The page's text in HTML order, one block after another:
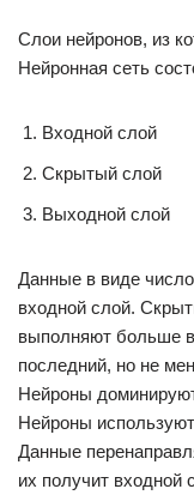
Слои нейронов, из
Нейронная сеть
Входной слой
Скрытый слой
Выходной слой
Данные в виде
входной слой.
выполняют больше
последний, но не
Нейроны
Нейроны
Данные
их получит входной